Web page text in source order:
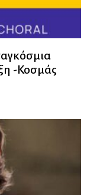
-Κοσμάς